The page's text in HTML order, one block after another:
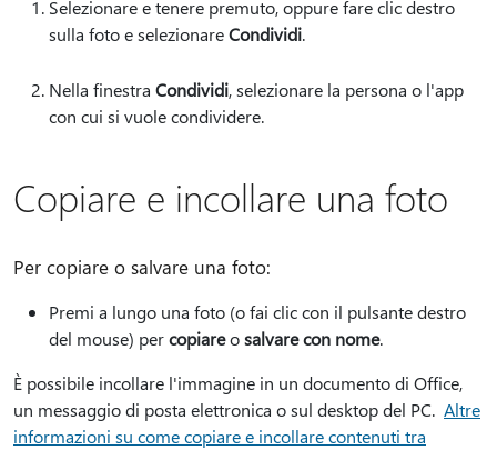
Selezionare e tenere premuto, oppure fare clic destro
sulla foto e selezionareCondividi.
Nella finestra Condividi, selezionare la persona o l'app
con cui si vuole condividere.
Copiare e incollare una foto
Per copiare o salvare una foto:
Premi a lungo una foto (o fai clic con il pulsante destro
del mouse) percopiareosalvare con nome.
È possibile incollare l'immagine in un documento di Office,
un messaggio di posta elettronica o sul desktop del PC. Altre
informazioni su come copiare e incollare contenuti tra